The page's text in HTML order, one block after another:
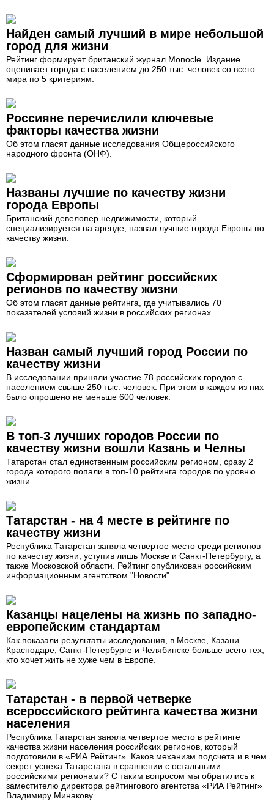
Найден самый лучший в мире небольшой
город для жизни
Рейтинг формирует британский журнал Monocle. Издание
оценивает города с населением до 250 тыс. человек со всего
мира по 5 критериям.
Россияне перечислили ключевые
факторы качества жизни
Об этом гласят данные исследования Общероссийского
народного фронта (ОНФ).
Названы лучшие по качеству жизни
города Европы
Британский девелопер недвижимости, который
специализируется на аренде, назвал лучшие города Европы по
качеству жизни.
Сформирован рейтинг российских
регионов по качеству жизни
Об этом гласят данные рейтинга, где учитывались 70
показателей условий жизни в российских регионах.
Назван самый лучший город России по
качеству жизни
В исследовании приняли участие 78 российских городов с
населением свыше 250 тыс. человек. При этом в каждом из них
было опрошено не меньше 600 человек.
В топ-3 лучших городов России по
качеству жизни вошли Казань и Челны
Татарстан стал единственным российским регионом, сразу 2
города которого попали в топ-10 рейтинга городов по уровню
жизни
Татарстан - на 4 месте в рейтинге по
качеству жизни
Республика Татарстан заняла четвертое место среди регионов
по качеству жизни, уступив лишь Москве и Санкт-Петербургу, а
также Московской области. Рейтинг опубликован российским
информационным агентством "Новости".
Казанцы нацелены на жизнь по западно-
европейским стандартам
Как показали результаты исследования, в Москве, Казани
Краснодаре, Санкт-Петербурге и Челябинске больше всего тех,
кто хочет жить не хуже чем в Европе.
Татарстан - в первой четверке
всероссийского рейтинга качества жизни
населения
Республика Татарстан заняла четвертое место в рейтинге
качества жизни населения российских регионов, который
подготовили в «РИА Рейтинг». Каков механизм подсчета и в чем
секрет успеха Татарстана в сравнении с остальными
российскими регионами? С таким вопросом мы обратились к
заместителю директора рейтингового агентства «РИА Рейтинг»
Владимиру Минакову.